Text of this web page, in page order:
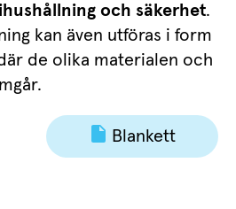
och säkerhet.
kan även utföras i form
de olika materialen och
Blankett